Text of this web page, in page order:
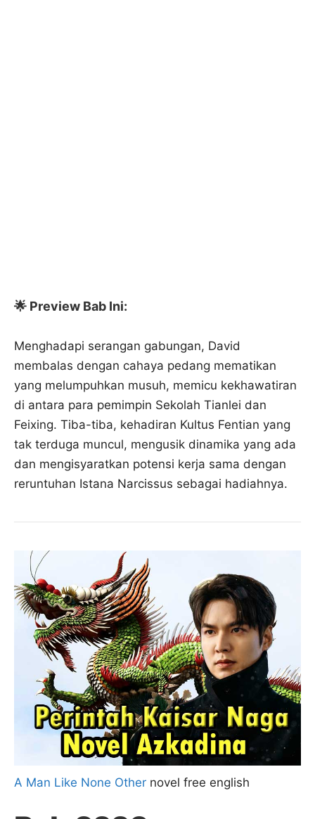
🌟 Preview Bab Ini:
Menghadapi serangan gabungan, David
membalas dengan cahaya pedang mematikan
yang melumpuhkan musuh, memicu kekhawatiran
di antara para pemimpin Sekolah Tianlei dan
Feixing. Tiba-tiba, kehadiran Kultus Fentian yang
tak terduga muncul, mengusik dinamika yang ada
dan mengisyaratkan potensi kerja sama dengan
reruntuhan Istana Narcissus sebagai hadiahnya.
A Man Like None Other novel free english